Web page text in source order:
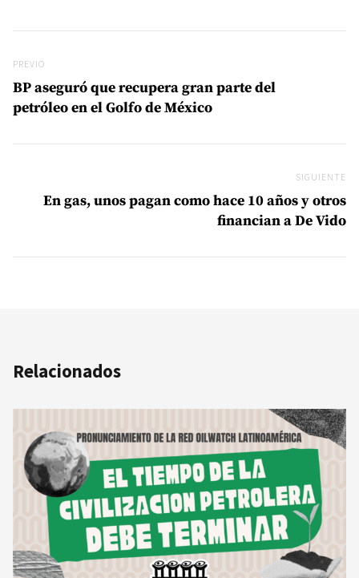
Previo
PREVIO
BP aseguró que recupera gran parte del
petróleo en el Golfo de México
SIGUIENTE
En gas, unos pagan como hace 10 años y otros
financian a De Vido
Relacionados